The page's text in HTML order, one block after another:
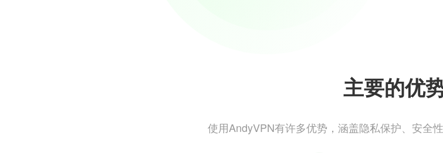
主要的优
使用AndyVPN有许多优势，涵盖隐私保护、安全